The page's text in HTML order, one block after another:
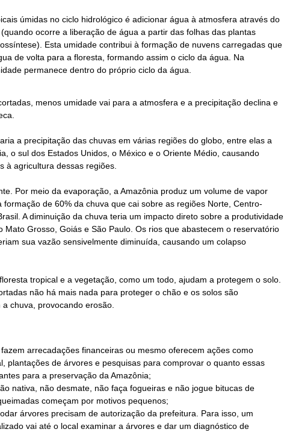
úmidas no ciclo hidrológico é adicionar água à atmosfera através do
ocorre a liberação de água a partir das folhas das plantas
Esta umidade contribui à formação de nuvens carregadas que
de volta para a floresta, formando assim o ciclo da água. Na
permanece dentro do próprio ciclo da água.
menos umidade vai para a atmosfera e a precipitação declina e
a precipitação das chuvas em várias regiões do globo, entre elas a
o sul dos Estados Unidos, o México e o Oriente Médio, causando
à agricultura dessas regiões.
Por meio da evaporação, a Amazônia produz um volume de vapor
formação de 60% da chuva que cai sobre as regiões Norte, Centro-
A diminuição da chuva teria um impacto direto sobre a produtividade
Mato Grosso, Goiás e São Paulo. Os rios que abastecem o reservatório
sua vazão sensivelmente diminuída, causando um colapso
tropical e a vegetação, como um todo, ajudam a protegem o solo.
não há mais nada para proteger o chão e os solos são
chuva, provocando erosão.
arrecadações financeiras ou mesmo oferecem ações como
plantações de árvores e pesquisas para comprovar o quanto essas
para a preservação da Amazônia;
nativa, não desmate, não faça fogueiras e não jogue bitucas de
começam por motivos pequenos;
árvores precisam de autorização da prefeitura. Para isso, um
vai até o local examinar a árvores e dar um diagnóstico de